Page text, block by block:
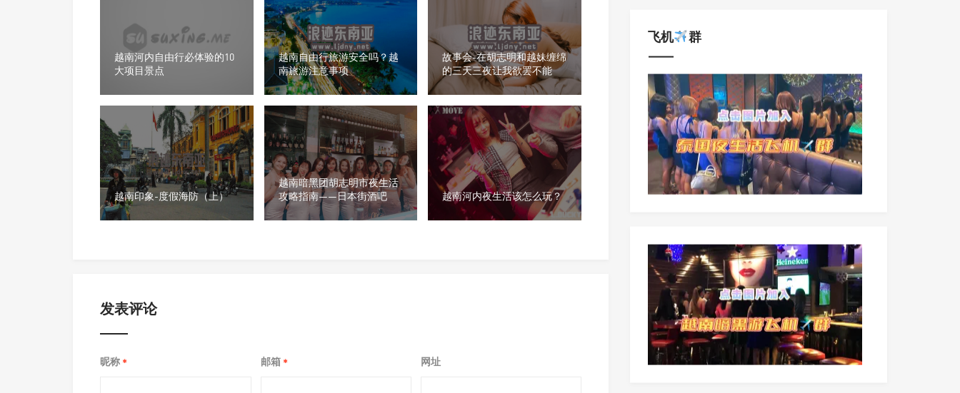
越南河内自由行必体验的10
大项目景点
越南自由行旅游安全吗？越
南旅游注意事项
故事会-在胡志明和越妹缠绵
的三天三夜让我欲罢不能
越南印象-度假海防（上）
越南暗黑团胡志明市夜生活
攻略指南——日本街酒吧
越南河内夜生活该怎么玩？
发表评论
昵称 * 邮箱 * 网址
飞机 群